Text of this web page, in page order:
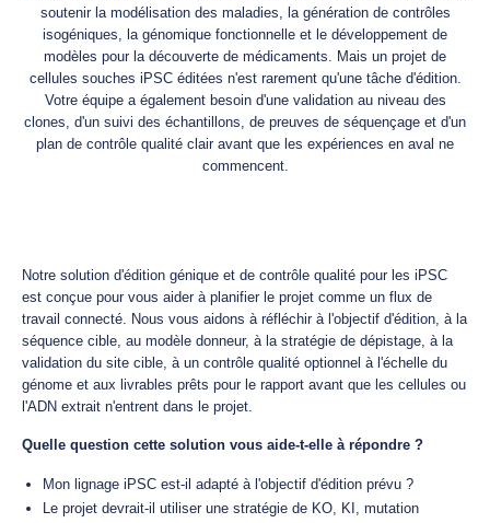
soutenir la modélisation des maladies, la génération de contrôles
isogéniques, la génomique fonctionnelle et le développement de
modèles pour la découverte de médicaments. Mais un projet de
cellules souches iPSC éditées n'est rarement qu'une tâche d'édition.
Votre équipe a également besoin d'une validation au niveau des
clones, d'un suivi des échantillons, de preuves de séquençage et d'un
plan de contrôle qualité clair avant que les expériences en aval ne
commencent.
Notre solution d'édition génique et de contrôle qualité pour les iPSC
est conçue pour vous aider à planifier le projet comme un flux de
travail connecté. Nous vous aidons à réfléchir à l'objectif d'édition, à la
séquence cible, au modèle donneur, à la stratégie de dépistage, à la
validation du site cible, à un contrôle qualité optionnel à l'échelle du
génome et aux livrables prêts pour le rapport avant que les cellules ou
l'ADN extrait n'entrent dans le projet.
Quelle question cette solution vous aide-t-elle à répondre ?
Mon lignage iPSC est-il adapté à l'objectif d'édition prévu ?
Le projet devrait-il utiliser une stratégie de KO, KI, mutation